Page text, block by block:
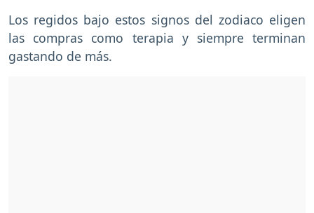
Los regidos bajo estos signos del zodiaco eligen
las compras como terapia y siempre terminan
gastando de más.